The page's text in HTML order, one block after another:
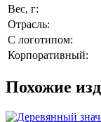
Вес, г:
Отрасль:
С логотипом:
Корпоративный:
Похожие